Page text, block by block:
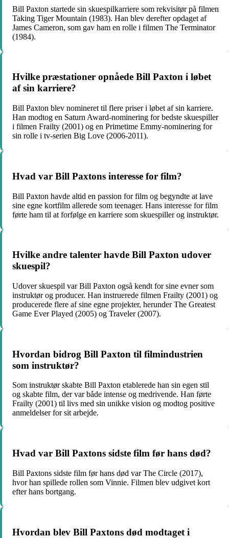
Bill Paxton startede sin skuespilkarriere som rekvisitør på filmen
Taking Tiger Mountain (1983). Han blev derefter opdaget af
James Cameron, som gav ham en rolle i filmen The Terminator
(1984).
Hvilke præstationer opnåede Bill Paxton i løbet
af sin karriere?
Bill Paxton blev nomineret til flere priser i løbet af sin karriere.
Han modtog en Saturn Award-nominering for bedste skuespiller
i filmen Frailty (2001) og en Primetime Emmy-nominering for
sin rolle i tv-serien Big Love (2006-2011).
Hvad var Bill Paxtons interesse for film?
Bill Paxton havde altid en passion for film og begyndte at lave
sine egne kortfilm allerede som teenager. Hans interesse for film
førte ham til at forfølge en karriere som skuespiller og instruktør.
Hvilke andre talenter havde Bill Paxton udover
skuespil?
Udover skuespil var Bill Paxton også kendt for sine evner som
instruktør og producer. Han instruerede filmen Frailty (2001) og
producerede flere af sine egne projekter, herunder The Greatest
Game Ever Played (2005) og Traveler (2007).
Hvordan bidrog Bill Paxton til filmindustrien
som instruktør?
Som instruktør skabte Bill Paxton etablerede han sin egen stil
og skabte film, der var både intense og medrivende. Han førte
Frailty (2001) til livs med sin unikke vision og modtog positive
anmeldelser for sit arbejde.
Hvad var Bill Paxtons sidste film før hans død?
Bill Paxtons sidste film før hans død var The Circle (2017),
hvor han spillede rollen som Vinnie. Filmen blev udgivet kort
efter hans bortgang.
Hvordan blev Bill Paxtons død modtaget i